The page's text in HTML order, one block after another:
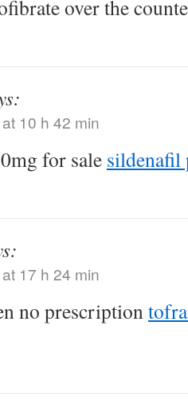
over the
10 h 42 min
for sale sildenafil
17 h 24 min
no prescription